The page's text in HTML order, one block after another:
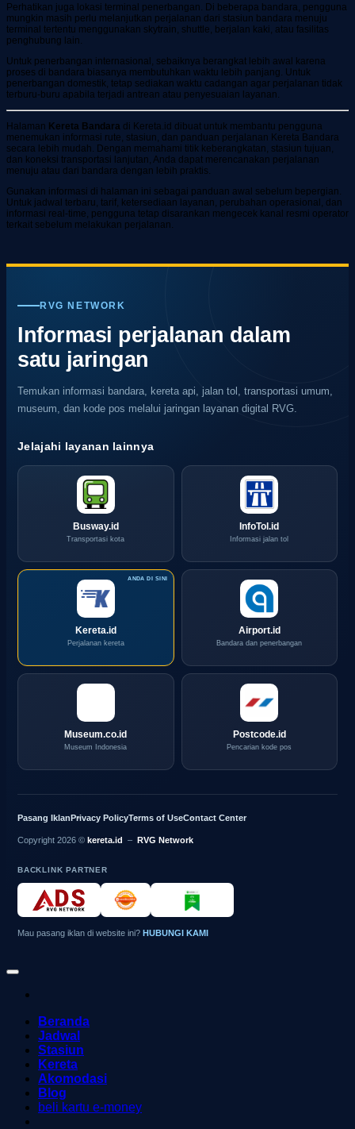
Perhatikan juga lokasi terminal penerbangan. Di beberapa bandara, pengguna
mungkin masih perlu melanjutkan perjalanan dari stasiun bandara menuju
terminal tertentu menggunakan skytrain, shuttle, berjalan kaki, atau fasilitas
penghubung lain.
Untuk penerbangan internasional, sebaiknya berangkat lebih awal karena
proses di bandara biasanya membutuhkan waktu lebih panjang. Untuk
penerbangan domestik, tetap sediakan waktu cadangan agar perjalanan tidak
terburu-buru apabila terjadi antrean atau penyesuaian layanan.
Halaman Kereta Bandara di Kereta.id dibuat untuk membantu pengguna
menemukan informasi rute, stasiun, dan panduan perjalanan Kereta Bandara
secara lebih mudah. Dengan memahami titik keberangkatan, stasiun tujuan,
dan koneksi transportasi lanjutan, Anda dapat merencanakan perjalanan
menuju atau dari bandara dengan lebih praktis.
Gunakan informasi di halaman ini sebagai panduan awal sebelum bepergian.
Untuk jadwal terbaru, tarif, ketersediaan layanan, perubahan operasional, dan
informasi real-time, pengguna tetap disarankan mengecek kanal resmi operator
terkait sebelum melakukan perjalanan.
RVG NETWORK
Informasi perjalanan dalam
satu jaringan
Temukan informasi bandara, kereta api, jalan tol, transportasi umum,
museum, dan kode pos melalui jaringan layanan digital RVG.
Jelajahi layanan lainnya
Busway.id
Transportasi kota
InfoTol.id
Informasi jalan tol
Kereta.id
Perjalanan kereta
Airport.id
Bandara dan penerbangan
Museum.co.id
Museum Indonesia
Postcode.id
Pencarian kode pos
Pasang IklanPrivacy PolicyTerms of UseContact Center
Copyright 2026 © kereta.id – RVG Network
BACKLINK PARTNER
Mau pasang iklan di website ini? HUBUNGI KAMI
Beranda
Jadwal
Stasiun
Kereta
Akomodasi
Blog
beli kartu e-money